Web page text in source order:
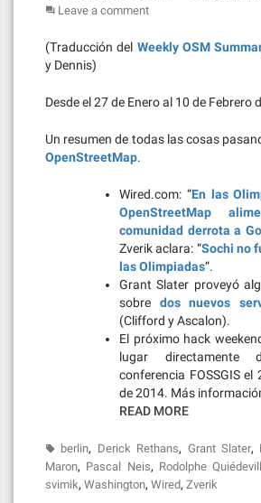
Leave a comment
(Traducción del Weekly OSM
y Dennis)
Desde el 27 de Enero al 10 de Febrero
Un resumen de todas las cosas
OpenStreetMap.
Wired.com: “En las
OpenStreetMap
comunidad derrota a
Zverik aclara: “Sochi no
las Olimpiadas“.
Grant Slater proveyó
sobre dos nuevos
(Clifford y Ascalon).
El próximo hack
lugar directamente
conferencia FOSSGIS
de 2014. Más
READ MORE
berlin, Derick Rethans, Grant Slater,
Maron, Pascal Neis, Rodolphe
svimik, Washington, Wired, Zverik